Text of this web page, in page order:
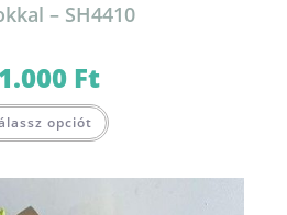
– SH4410
Ft
opciót